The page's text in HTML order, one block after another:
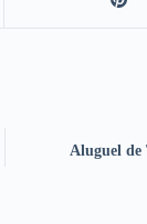
Aluguel de